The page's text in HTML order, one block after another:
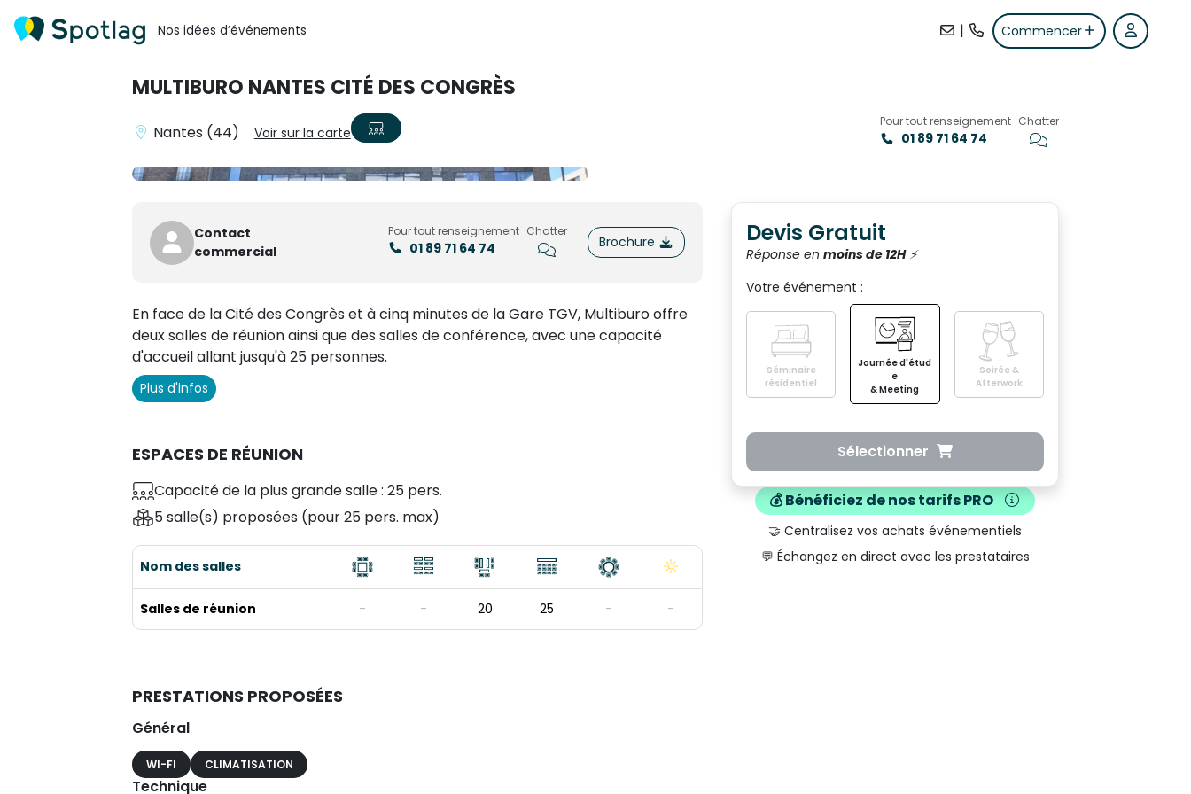
Nos idées d’événements | Commencer
MULTIBURO NANTES CITÉ DES CONGRÈS
Nantes (44) Voir sur la carte
Pour tout renseignement
01 89 71 64 74
Chatter
Contact
commercial
Pour tout renseignement
01 89 71 64 74
Chatter
Brochure
En face de la Cité des Congrès et à cinq minutes de la Gare TGV, Multiburo offre
deux salles de réunion ainsi que des salles de conférence, avec une capacité
d'accueil allant jusqu'à 25 personnes.
Plus d'infos
ESPACES DE RÉUNION
Capacité de la plus grande salle : 25 pers.
5 salle(s) proposées (pour 25 pers. max)
Nom des salles
Salles de réunion - - 20 25 - -
PRESTATIONS PROPOSÉES
Général
WI-FI CLIMATISATION
Technique
Devis Gratuit
Réponse en moins de 12H⚡️
Votre événement :
Séminaire
résidentiel
Journée d'étud
e
& Meeting
Soirée &
Afterwork
Sélectionner
💰 Bénéficiez de nostarifs PRO
🤝 Centralisez vos achats événementiels
💬 Échangez en direct avec les prestataires